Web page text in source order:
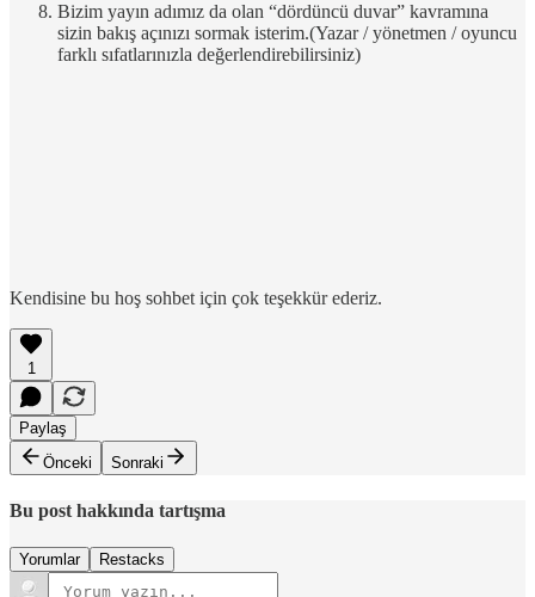
Bizim yayın adımız da olan “dördüncü duvar” kavramına
sizin bakış açınızı sormak isterim.(Yazar / yönetmen / oyuncu
farklı sıfatlarınızla değerlendirebilirsiniz)
Kendisine bu hoş sohbet için çok teşekkür ederiz.
1
Paylaş
Önceki
Sonraki
Bu post hakkında tartışma
Yorumlar Restacks